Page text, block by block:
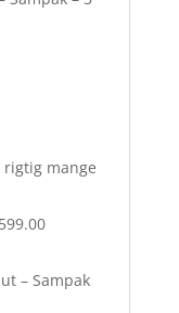
rigtig mange
– Sampak